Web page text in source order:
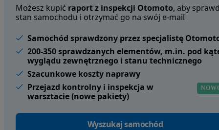
Możesz kupić raport z inspekcji Otomoto, aby
stan samochodu i otrzymać go na swój e-mail
Samochód sprawdzony przez specjalistę
200-350 sprawdzanych elementów, m.in. pod
wyglądu zewnętrznego i stanu technicznego
Szacunkowe koszty naprawy
Przejazd kontrolny i inspekcja w
warsztacie (nowe pakiety)
Wyszukaj samochód